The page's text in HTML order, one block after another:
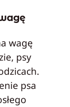
wagę
psy
psa